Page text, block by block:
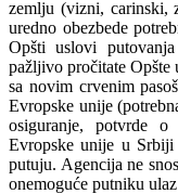
zemlju (vizni, carinski,
uredno obezbede
Opšti uslovi
pažljivo pročitate Opšte
sa novim crvenim
Evropske unije
osiguranje, potvrde o
Evropske unije u
putuju. Agencija ne
onemoguće putniku